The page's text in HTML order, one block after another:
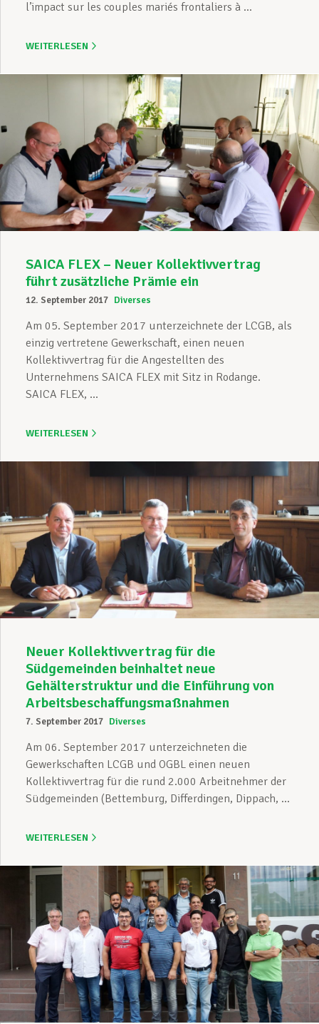
l’impact sur les couples mariés frontaliers à ...
WEITERLESEN
SAICA FLEX – Neuer Kollektivvertrag
führt zusätzliche Prämie ein
12. September 2017 Diverses
Am 05. September 2017 unterzeichnete der LCGB, als
einzig vertretene Gewerkschaft, einen neuen
Kollektivvertrag für die Angestellten des
Unternehmens SAICA FLEX mit Sitz in Rodange.
SAICA FLEX, ...
WEITERLESEN
Neuer Kollektivvertrag für die
Südgemeinden beinhaltet neue
Gehälterstruktur und die Einführung von
Arbeitsbeschaffungsmaßnahmen
7. September 2017 Diverses
Am 06. September 2017 unterzeichneten die
Gewerkschaften LCGB und OGBL einen neuen
Kollektivvertrag für die rund 2.000 Arbeitnehmer der
Südgemeinden (Bettemburg, Differdingen, Dippach, ...
WEITERLESEN